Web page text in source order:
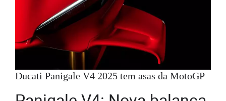
Ducati Panigale V4 2025 tem asas da MotoGP